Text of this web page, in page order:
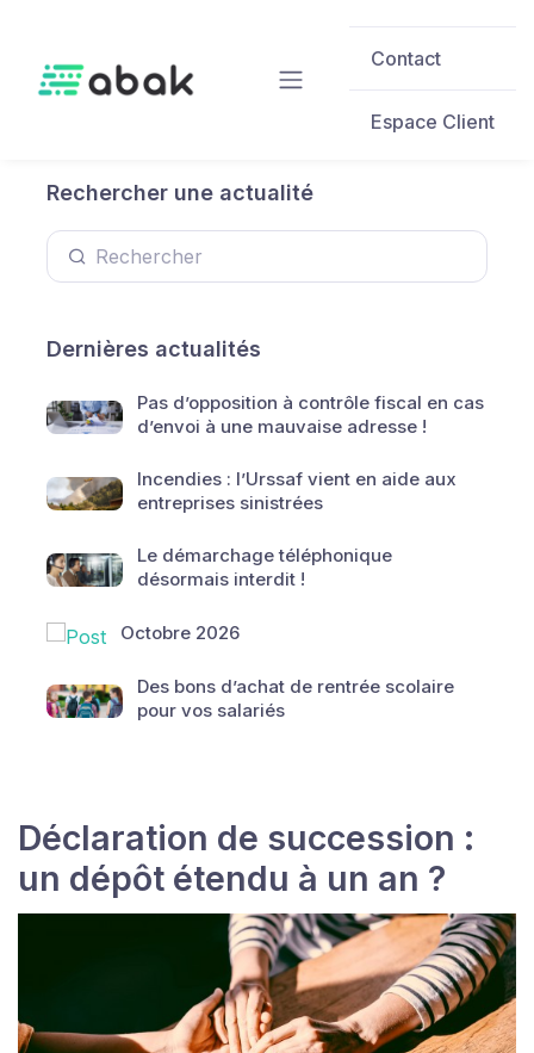
Contact
Espace Client
Rechercher une actualité
Dernières actualités
Pas d’opposition à contrôle fiscal en cas
d’envoi à une mauvaise adresse !
Incendies : l’Urssaf vient en aide aux
entreprises sinistrées
Le démarchage téléphonique
désormais interdit !
Octobre 2026
Des bons d’achat de rentrée scolaire
pour vos salariés
Déclaration de succession :
un dépôt étendu à un an ?